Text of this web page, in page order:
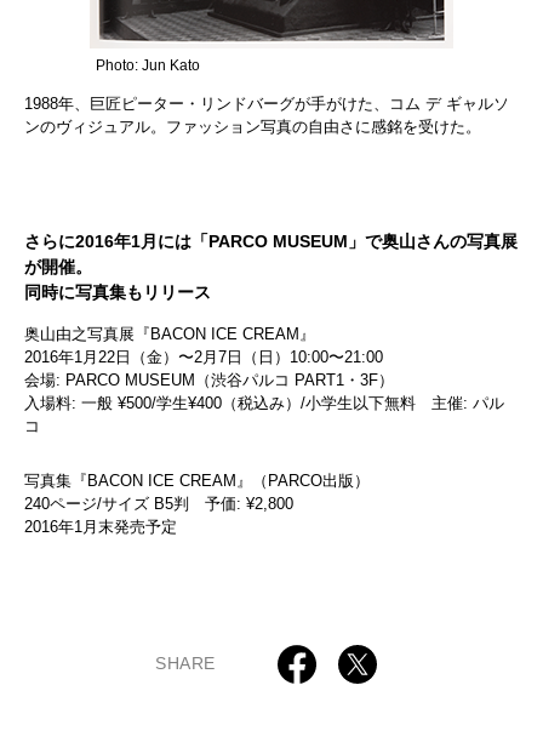
Photo: Jun Kato
1988年、巨匠ピーター・リンドバーグが手がけた、コム デ ギャルソ
ンのヴィジュアル。ファッション写真の自由さに感銘を受けた。
さらに2016年1月には「PARCO MUSEUM」で奥山さんの写真展
が開催。
同時に写真集もリリース
奥山由之写真展『BACON ICE CREAM』
2016年1月22日（金）〜2月7日（日）10:00〜21:00
会場: PARCO MUSEUM（渋谷パルコ PART1・3F）
入場料: 一般 ¥500/学生¥400（税込み）/小学生以下無料 主催: パル
コ
写真集『BACON ICE CREAM』（PARCO出版）
240ページ/サイズ B5判 予価: ¥2,800
2016年1月末発売予定
SHARE